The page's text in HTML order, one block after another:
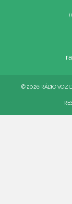
© 2026 RÁDIO VOZ